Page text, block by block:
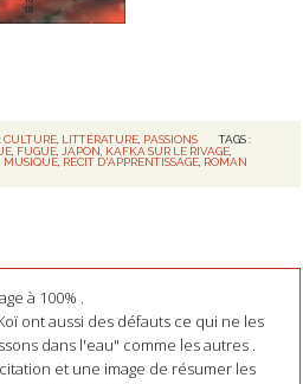
CULTURE, LITTÉRATURE, PASSIONS
TAGS :
FUGUE JAPON KAFKA SUR LE RIVAGE
MUSIQUE RÉCIT D'APPRENTISSAGE ROMAN
à 100% .
ont aussi des défauts ce qui ne les
dans l'eau" comme les autres .
et une image de résumer les